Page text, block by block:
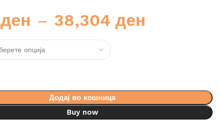
ден – 38,304 ден
Додај во кошница
Buy now